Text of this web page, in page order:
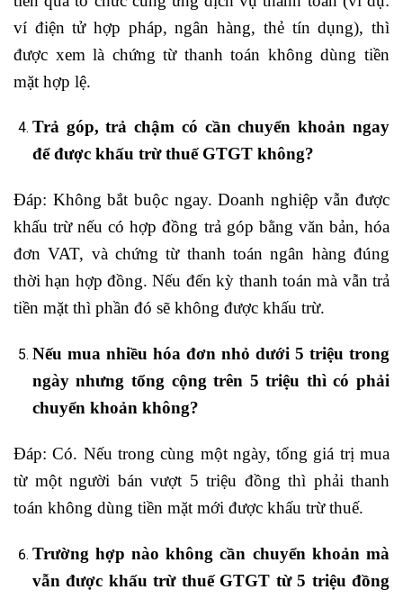
ví điện tử hợp pháp, ngân hàng, thẻ tín dụng), thì
được xem là chứng từ thanh toán không dùng tiền
mặt hợp lệ.
Trả góp, trả chậm có cần chuyển khoản ngay
để được khấu trừ thuế GTGT không?
Đáp: Không bắt buộc ngay. Doanh nghiệp vẫn được
khấu trừ nếu có hợp đồng trả góp bằng văn bản, hóa
đơn VAT, và chứng từ thanh toán ngân hàng đúng
thời hạn hợp đồng. Nếu đến kỳ thanh toán mà vẫn trả
tiền mặt thì phần đó sẽ không được khấu trừ.
Nếu mua nhiều hóa đơn nhỏ dưới 5 triệu trong
ngày nhưng tổng cộng trên 5 triệu thì có phải
chuyển khoản không?
Đáp: Có. Nếu trong cùng một ngày, tổng giá trị mua
từ một người bán vượt 5 triệu đồng thì phải thanh
toán không dùng tiền mặt mới được khấu trừ thuế.
Trường hợp nào không cần chuyển khoản mà
vẫn được khấu trừ thuế GTGT từ 5 triệu đồng